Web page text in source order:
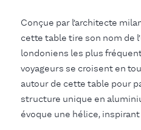
Conçue par l’architecte
cette table tire son nom de
londoniens les plus
voyageurs se croisent en
autour de cette table pour
structure unique en
évoque une hélice,